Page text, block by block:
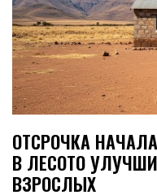
ОТСРОЧКА
В ЛЕСОТО
ВЗРОСЛЫХ